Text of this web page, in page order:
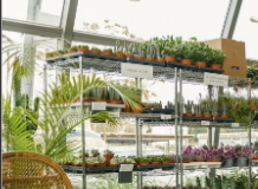
Rumeni listi:
čeprav
vlažno zemljo, ne
zemlji in ti bom svoje
pokazala ravno z
preveri moje korenine
ter me presadi v